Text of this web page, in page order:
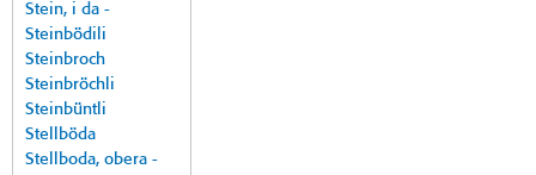
Stein, i da -
Steinbödili
Steinbroch
Steinbröchli
Steinbüntli
Stellböda
Stellboda, obera -